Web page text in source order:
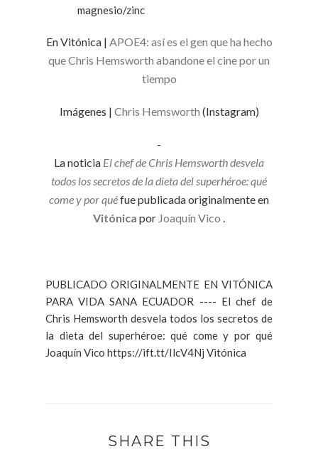
magnesio/zinc
En Vitónica | APOE4: así es el gen que ha hecho
que Chris Hemsworth abandone el cine por un
tiempo
Imágenes | Chris Hemsworth (Instagram)
-
La noticia El chef de Chris Hemsworth desvela
todos los secretos de la dieta del superhéroe: qué
come y por quéfue publicada originalmente en
Vitónica por Joaquín Vico
PUBLICADO ORIGINALMENTE EN VITÓNICA
PARA VIDA SANA ECUADOR ---- El chef de
Chris Hemsworth desvela todos los secretos de
la dieta del superhéroe: qué come y por qué
Joaquín Vico https://ift.tt/IlcV4Nj Vitónica
SHARE THIS